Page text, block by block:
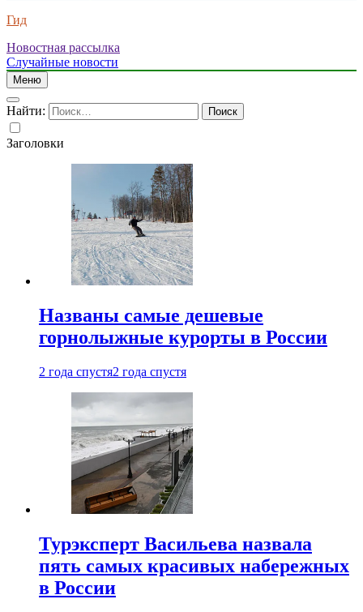
Гид
Новостная рассылка
Случайные новости
Меню
Найти:
Заголовки
Названы самые дешевые
горнолыжные курорты в России
2 года спустя2 года спустя
Турэксперт Васильева назвала
пять самых красивых набережных
в России